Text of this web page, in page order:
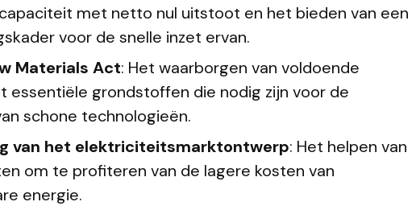
met netto nul uitstoot en het bieden van een
voor de snelle inzet ervan.
Materials Act: Het waarborgen van voldoende
essentiële grondstoffen die nodig zijn voor de
schone technologieën.
van het elektriciteitsmarktontwerp: Het helpen van
om te profiteren van de lagere kosten van
energie.